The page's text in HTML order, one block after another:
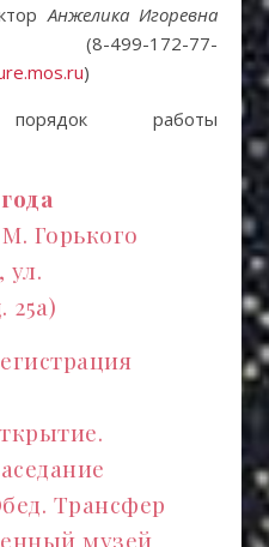
Анжелика Игоревна
172-77-
)
порядок работы
Горького
ул.
25а)
Трансфер
музей